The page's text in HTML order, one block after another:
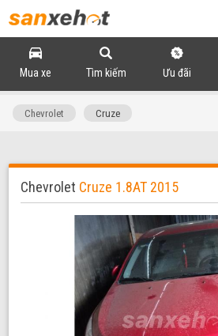
Mua xe Tìm kiếm Ưu đãi
Chevrolet Cruze
Chevrolet Cruze 1.8AT 2015